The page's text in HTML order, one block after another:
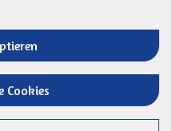
initiatives
- Collectivité
vos mains - Collectivité
Entre vos mains - Collectivité
Entre vos mains -
Software erstellt
.
Cookies